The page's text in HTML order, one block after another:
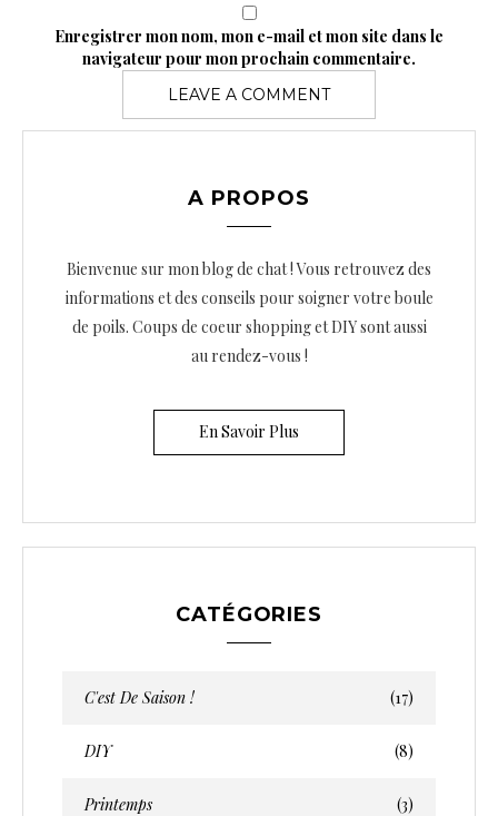
Enregistrer mon nom, mon e-mail et mon site dans le
navigateur pour mon prochain commentaire.
A PROPOS
Bienvenue sur mon blog de chat ! Vous retrouvez des
informations et des conseils pour soigner votre boule
de poils. Coups de coeur shopping et DIY sont aussi
au rendez-vous !
En Savoir Plus
CATÉGORIES
C'est De Saison ! (17)
DIY (8)
Printemps (3)